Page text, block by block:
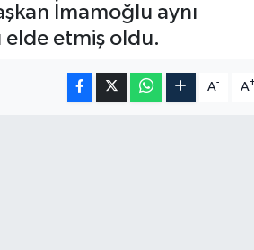
İmamoğlu aynı
elde etmiş oldu.
A- A